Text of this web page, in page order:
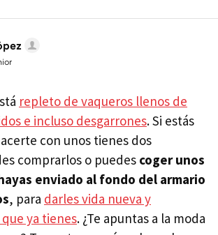
repleto de vaqueros llenos de
e incluso desgarrones. Si estás
con unos tienes dos
comprarlos o puedes coger unos
enviado al fondo del armario
, para darles vida nueva y
ya tienes. ¿Te apuntas a la moda